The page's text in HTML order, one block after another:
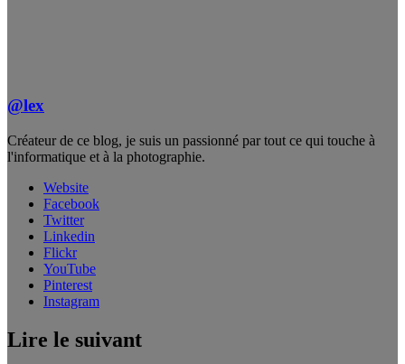
@lex
Créateur de ce blog, je suis un passionné par tout ce qui touche à
l'informatique et à la photographie.
Website
Facebook
Twitter
Linkedin
Flickr
YouTube
Pinterest
Instagram
Lire le suivant